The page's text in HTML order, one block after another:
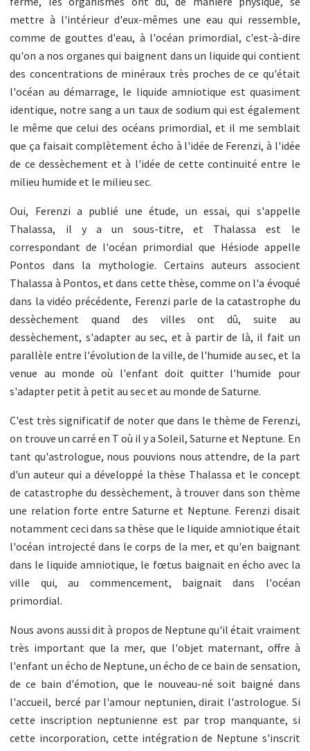
mettre à l'intérieur d'eux-mêmes une eau qui ressemble,
comme de gouttes d'eau, à l'océan primordial, c'est-à-dire
qu'on a nos organes qui baignent dans un liquide qui contient
des concentrations de minéraux très proches de ce qu'était
l'océan au démarrage, le liquide amniotique est quasiment
identique, notre sang a un taux de sodium qui est également
le même que celui des océans primordial, et il me semblait
que ça faisait complètement écho à l'idée de Ferenzi, à l'idée
de ce dessèchement et à l'idée de cette continuité entre le
milieu humide et le milieu sec.
Oui, Ferenzi a publié une étude, un essai, qui s'appelle
Thalassa, il y a un sous-titre, et Thalassa est le
correspondant de l'océan primordial que Hésiode appelle
Pontos dans la mythologie. Certains auteurs associent
Thalassa à Pontos, et dans cette thèse, comme on l'a évoqué
dans la vidéo précédente, Ferenzi parle de la catastrophe du
dessèchement quand des villes ont dû, suite au
dessèchement, s'adapter au sec, et à partir de là, il fait un
parallèle entre l'évolution de la ville, de l'humide au sec, et la
venue au monde où l'enfant doit quitter l'humide pour
s'adapter petit à petit au sec et au monde de Saturne.
C'est très significatif de noter que dans le thème de Ferenzi,
on trouve un carré en T où il y a Soleil, Saturne et Neptune. En
tant qu'astrologue, nous pouvions nous attendre, de la part
d'un auteur qui a développé la thèse Thalassa et le concept
de catastrophe du dessèchement, à trouver dans son thème
une relation forte entre Saturne et Neptune. Ferenzi disait
notamment ceci dans sa thèse que le liquide amniotique était
l'océan introjecté dans le corps de la mer, et qu'en baignant
dans le liquide amniotique, le fœtus baignait en écho avec la
ville qui, au commencement, baignait dans l'océan
primordial.
Nous avons aussi dit à propos de Neptune qu'il était vraiment
très important que la mer, que l'objet maternant, offre à
l'enfant un écho de Neptune, un écho de ce bain de sensation,
de ce bain d'émotion, que le nouveau-né soit baigné dans
l'accueil, bercé par l'amour neptunien, dirait l'astrologue. Si
cette inscription neptunienne est par trop manquante, si
cette incorporation, cette intégration de Neptune s'inscrit